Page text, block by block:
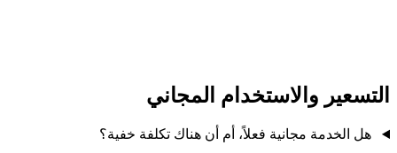
التسعير والاستخدام المجاني
هل الخدمة مجانية فعلاً، أم أن هناك تكلفة خفية؟